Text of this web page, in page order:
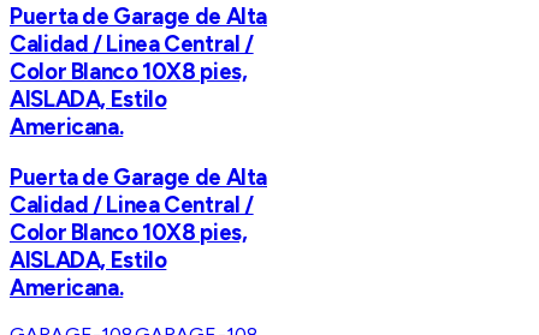
Puerta de Garage de Alta
Calidad / Linea Central /
Color Blanco 10X8 pies,
AISLADA, Estilo
Americana.
Puerta de Garage de Alta
Calidad / Linea Central /
Color Blanco 10X8 pies,
AISLADA, Estilo
Americana.